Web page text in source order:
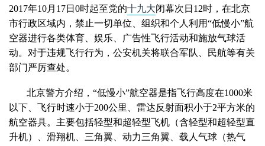
2017年10月17日0时起至党的十九大闭幕次日12时，在北京
市行政区域内，禁止一切单位、组织和个人利用“低慢小”航
空器进行各类体育、娱乐、广告性飞行活动和施放气球活
动。对于违规飞行行为，公安机关将联合军队、民航等有关
部门严厉查处。
北京警方介绍，“低慢小”航空器是指飞行高度在1000米
以下、飞行时速小于200公里、雷达反射面积小于2平方米的
航空器具。主要包括轻型和超轻型飞机（含轻型和超轻型直
升机）、滑翔机、三角翼、动力三角翼、载人气球（热气